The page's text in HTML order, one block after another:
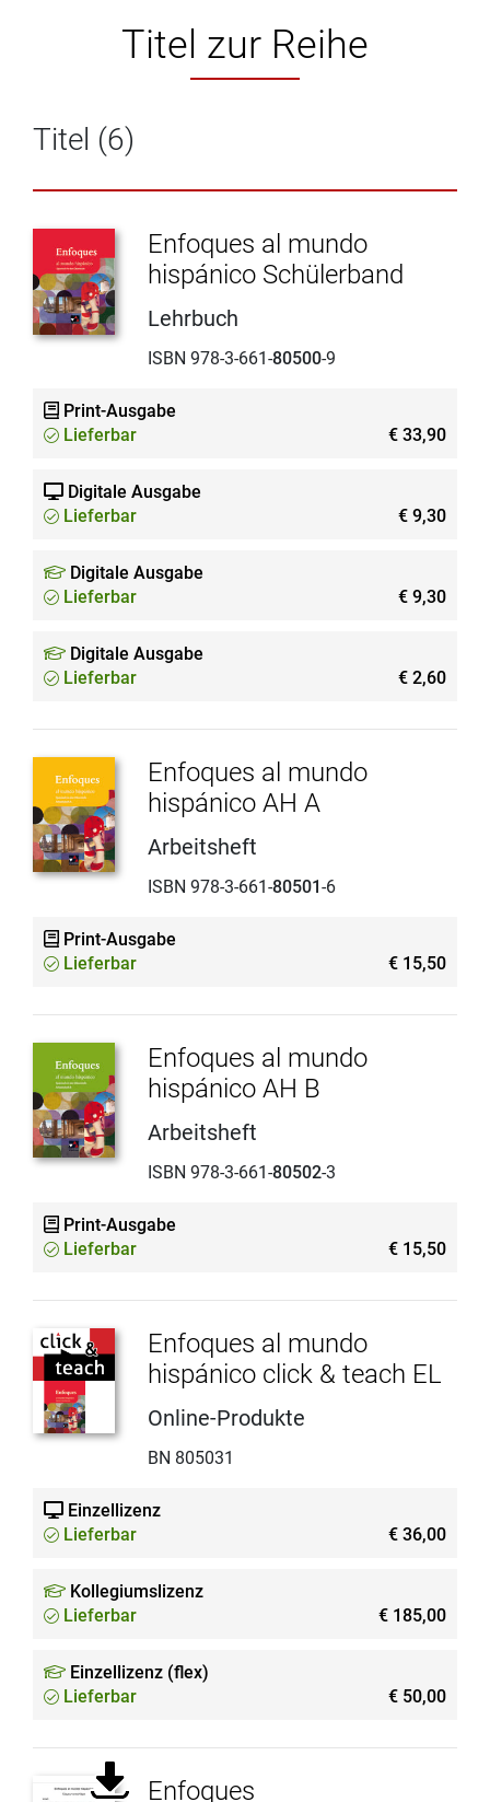
Titel zur Reihe
Titel (6)
Enfoques al mundo
hispánico Schülerband
Lehrbuch
ISBN 978-3-661-80500-9
Print-Ausgabe
Lieferbar
€ 33,90
Digitale Ausgabe
Lieferbar
€ 9,30
Digitale Ausgabe
Lieferbar
€ 9,30
Digitale Ausgabe
Lieferbar
€ 2,60
Enfoques al mundo
hispánico AH A
Arbeitsheft
ISBN 978-3-661-80501-6
Print-Ausgabe
Lieferbar
€ 15,50
Enfoques al mundo
hispánico AH B
Arbeitsheft
ISBN 978-3-661-80502-3
Print-Ausgabe
Lieferbar
€ 15,50
Enfoques al mundo
hispánico click & teach EL
Online-Produkte
BN 805031
Einzellizenz
Lieferbar
€ 36,00
Kollegiumslizenz
Lieferbar
€ 185,00
Einzellizenz (flex)
Lieferbar
€ 50,00
Enfoques